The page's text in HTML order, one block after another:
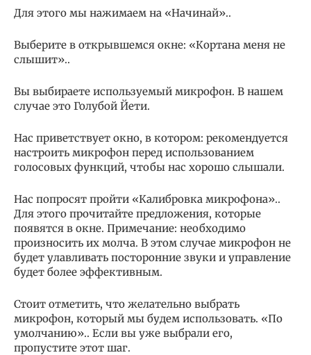
Для этого мы нажимаем на «Начинай»..
Выберите в открывшемся окне: «Кортана меня не
слышит»..
Вы выбираете используемый микрофон. В нашем
случае это Голубой Йети.
Нас приветствует окно, в котором: рекомендуется
настроить микрофон перед использованием
голосовых функций, чтобы нас хорошо слышали.
Нас попросят пройти «Калибровка микрофона»..
Для этого прочитайте предложения, которые
появятся в окне. Примечание: необходимо
произносить их молча. В этом случае микрофон не
будет улавливать посторонние звуки и управление
будет более эффективным.
Стоит отметить, что желательно выбрать
микрофон, который мы будем использовать. «По
умолчанию».. Если вы уже выбрали его,
пропустите этот шаг.